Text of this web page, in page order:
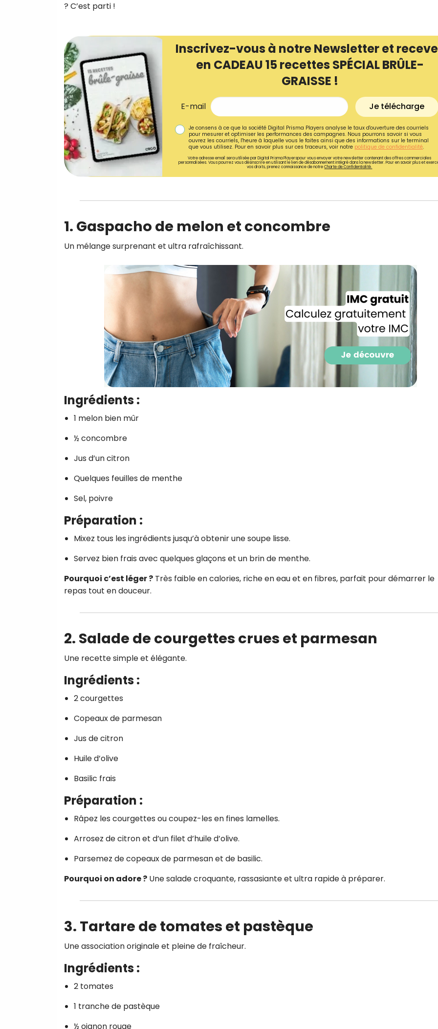
? C’est parti !
Inscrivez-vous à notre Newsletter et
en CADEAU 15 recettes SPÉCIAL BRÛLE-
GRAISSE !
E-mail Je télécharge
Je consens à ce que la société Digital Prisma Players analyse le taux d'ouverture des courriels
pour mesurer et optimiser les performances des campagnes. Nous pourrons savoir si vous
ouvrez les courriels, l'heure à laquelle vous le faites ainsi que des informations sur le terminal
que vous utilisez. Pour en savoir plus sur ces traceurs, voir notre politique de confidentialité.
Votre adresse email sera utilisée par Digital Prisma Playerspour vous envoyer votre newsletter contenant des offres commerciales
personnalisées. Vous pourrez vous désinscrire en utilisant le lien de désabonnement intégré dans la newsletter. Pour en savoir plus et
vos droits, prenez connaissance de notreCharte de Confidentialité.
1. Gaspacho de melon et concombre
Un mélange surprenant et ultra rafraîchissant.
Ingrédients :
1 melon bien mûr
½ concombre
Jus d’un citron
Quelques feuilles de menthe
Sel, poivre
Préparation :
Mixez tous les ingrédients jusqu’à obtenir une soupe lisse.
Servez bien frais avec quelques glaçons et un brin de menthe.
Pourquoi c’est léger ? Très faible en calories, riche en eau et en fibres, parfait pour démarrer le
repas tout en douceur.
2. Salade de courgettes crues et parmesan
Une recette simple et élégante.
Ingrédients :
2 courgettes
Copeaux de parmesan
Jus de citron
Huile d’olive
Basilic frais
Préparation :
Râpez les courgettes ou coupez-les en fines lamelles.
Arrosez de citron et d’un filet d’huile d’olive.
Parsemez de copeaux de parmesan et de basilic.
Pourquoi on adore ? Une salade croquante, rassasiante et ultra rapide à préparer.
3. Tartare de tomates et pastèque
Une association originale et pleine de fraîcheur.
Ingrédients :
2 tomates
1 tranche de pastèque
½ oignon rouge
Recevez gratuitement
recettes inédites de
!
Ainsi que la newsletter
CROQ.
des courriels pour mesurer et
performances des campagnes.
utilisez. Pour en savoir plus sur ces
politique de confidentialité
Je reçois mon cadeau !
Votre adresse email sera utilisée par Digital Prisma
envoyer votre newsletter contenant des offres
personnalisées. Vous pourrez vous désinscrire en
désabonnement intégré dans la newsletter. Pour en
exercer vos droits, prenez connaissance de notre
Confidentialité